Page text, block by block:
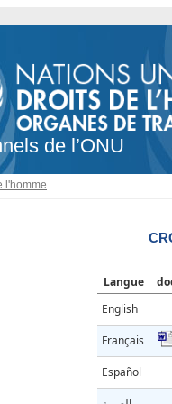
de l’ONU
l'homme
Langue
English
Français
Español